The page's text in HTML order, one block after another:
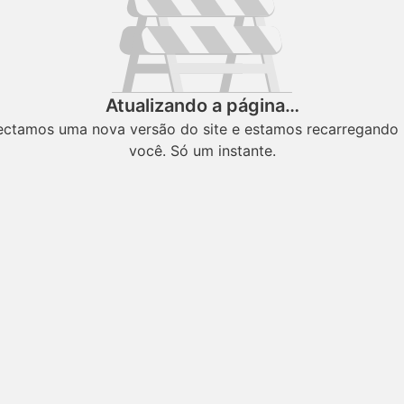
Atualizando a página…
uma nova versão do site e estamos recarregando
você. Só um instante.